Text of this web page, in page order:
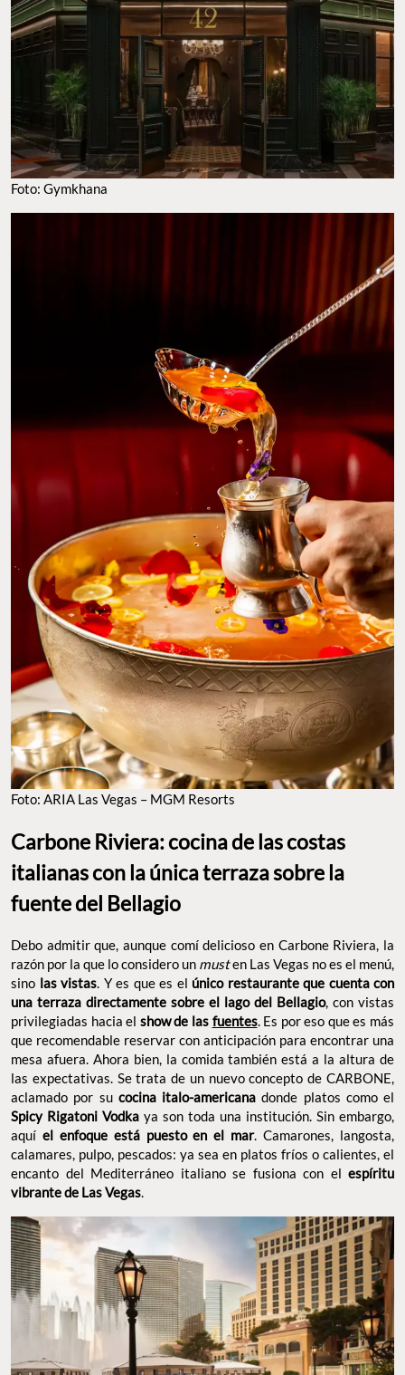
FOTO: ARIA LAS VEGAS – MGM RESORTS
Carbone Riviera: cocina de las costas
italianas con la única terraza sobre la
fuente del Bellagio
Debo admitir que, aunque comí delicioso en Carbone Riviera, la
razón por la que lo considero unmusten Las Vegas no es el menú,
sinolas vistas. Y es que es elúnico restaurante que cuenta con
una terraza directamente sobre el lago del Bellagio, con vistas
privilegiadas hacia elshow de las fuentes. Es por eso que es más
que recomendable reservar con anticipación para encontrar una
mesa afuera. Ahora bien, la comida también está a la altura de
las expectativas. Se trata de un nuevo concepto de CARBONE,
aclamado por sucocina italo-americana
aquíel enfoque está puesto en el mar
. Camarones, langosta,
calamares, pulpo, pescados: ya sea en platos fríos o calientes, el
encanto del Mediterráneo italiano se fusiona con el
vibrante de Las Vegas.